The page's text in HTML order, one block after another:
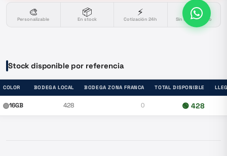
🎨
Personalizable
📦
En stock
⚡
Cotización 24h
🔒
Sin compromiso
Stock disponible por referencia
COLOR BODEGA LOCAL BODEGA ZONA FRANCA TOTAL DISPONIBLE
16GB 428 0 🟢 428